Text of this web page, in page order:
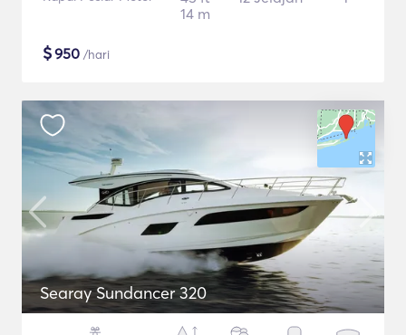
14 m
$950 /hari
Searay Sundancer 320